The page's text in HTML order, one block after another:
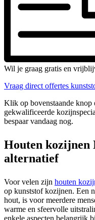
Wil je graag gratis en
Vraag direct offertes
Klik op bovenstaande knop
gekwalificeerde
bespaar vandaag nog.
Houten kozijnen
alternatief
Voor velen zijn houten
op kunststof kozijnen. Een
hout, is voor meerdere
warme en sfeervolle
enkele aspecten belangrijk